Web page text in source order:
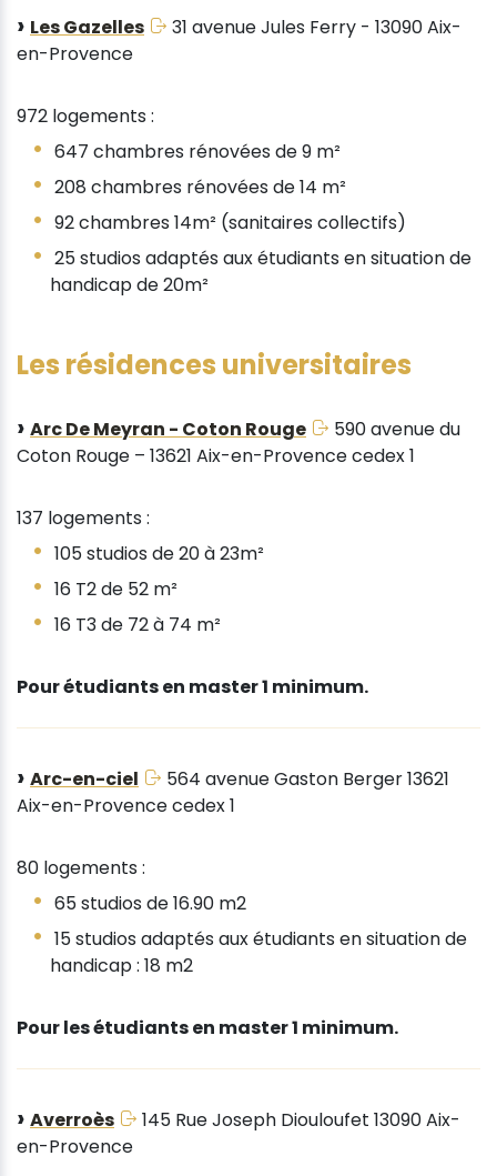
Les Gazelles
31 avenue Jules Ferry - 13090 Aix-
en-Provence
972 logements :
647 chambres rénovées de 9 m²
208 chambres rénovées de 14 m²
92 chambres 14m² (sanitaires collectifs)
25 studios adaptés aux étudiants en situation de
handicap de 20m²
Les résidences universitaires
Arc De Meyran - Coton Rouge
590 avenue du
Coton Rouge – 13621 Aix-en-Provence cedex 1
137 logements :
105 studios de 20 à 23m²
16 T2 de 52 m²
16 T3 de 72 à 74 m²
Pour étudiants en master 1 minimum.
Arc-en-ciel
564 avenue Gaston Berger 13621
Aix-en-Provence cedex 1
80 logements :
65 studios de 16.90 m2
15 studios adaptés aux étudiants en situation de
handicap : 18 m2
Pour les étudiants en master 1 minimum.
Averroès
145 Rue Joseph Diouloufet 13090 Aix-
en-Provence